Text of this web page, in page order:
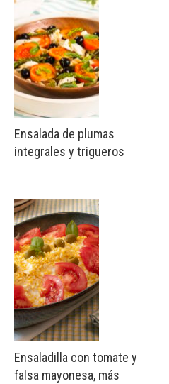
Ensalada de plumas
integrales y trigueros
Ensaladilla con tomate y
falsa mayonesa, más